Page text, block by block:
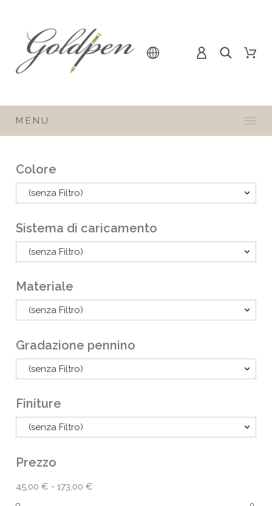
MENU
Colore
(senza Filtro)
Sistema di caricamento
(senza Filtro)
Materiale
(senza Filtro)
Gradazione pennino
(senza Filtro)
Finiture
(senza Filtro)
Prezzo
45,00 € - 173,00 €